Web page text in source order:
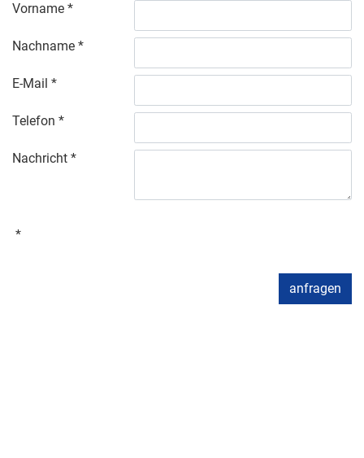
Vorname
Nachname
E-Mail
Telefon
Nachricht
anfragen